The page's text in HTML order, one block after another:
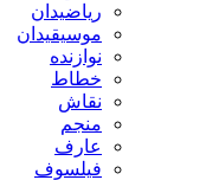
ریاضیدان
موسیقیدان
نوازنده
خطاط
نقاش
منجم
عارف
فیلسوف